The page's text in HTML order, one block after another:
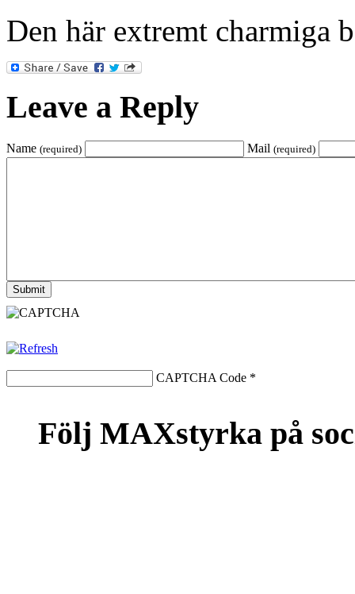
Den här extremt charmiga
Leave a Reply
Name (required) Mail (required)
CAPTCHA Code *
Följ MAXstyrka på